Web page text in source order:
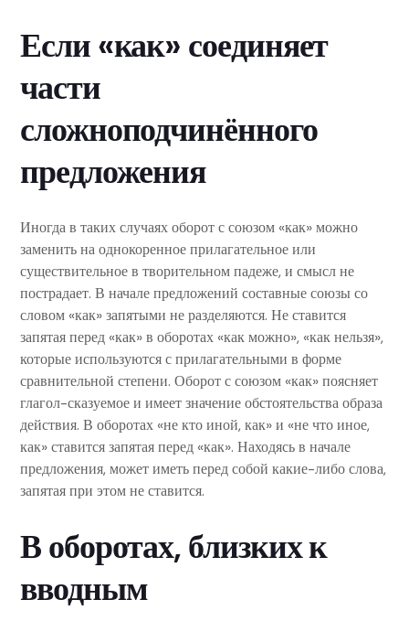
Если «как» соединяет
части
сложноподчинённого
предложения
Иногда в таких случаях оборот с союзом «как» можно
заменить на однокоренное прилагательное или
существительное в творительном падеже, и смысл не
пострадает. В начале предложений составные союзы со
словом «как» запятыми не разделяются. Не ставится
запятая перед «как» в оборотах «как можно», «как нельзя»,
которые используются с прилагательными в форме
сравнительной степени. Оборот с союзом «как» поясняет
глагол-сказуемое и имеет значение обстоятельства образа
действия. В оборотах «не кто иной, как» и «не что иное,
как» ставится запятая перед «как». Находясь в начале
предложения, может иметь перед собой какие-либо слова,
запятая при этом не ставится.
В оборотах, близких к
вводным